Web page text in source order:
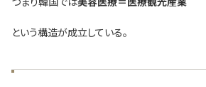
という構造が成立している。